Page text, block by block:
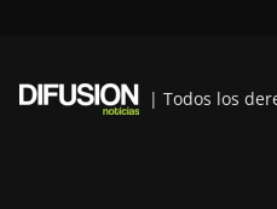
| Todos los